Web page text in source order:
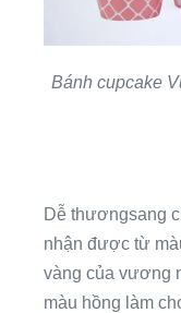
Bánh cupcake
Dễ thươngsang
nhận được từ
vàng của vương
màu hồng làm